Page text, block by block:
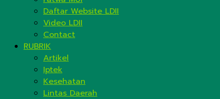
Daftar Website LDII
Video LDII
Contact
RUBRIK
Artikel
Iptek
Kesehatan
Lintas Daerah